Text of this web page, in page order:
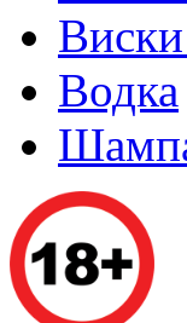
Водка